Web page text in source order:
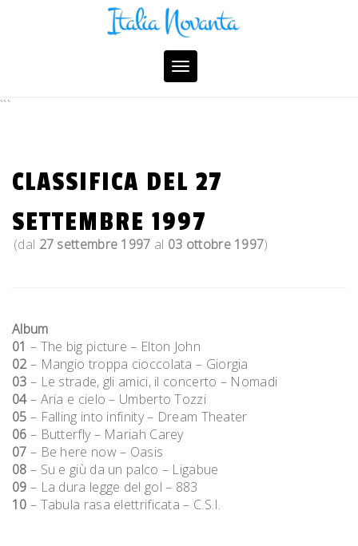
Toggle
navigation
```
CLASSIFICA DEL 27
SETTEMBRE 1997
(dal 27 settembre 1997 al 03 ottobre 1997)
Album
01 – The big picture – Elton John
02 – Mangio troppa cioccolata – Giorgia
03 – Le strade, gli amici, il concerto – Nomadi
04– Aria e cielo – Umberto Tozzi
05 – Falling into infinity – Dream Theater
06 – Butterfly – Mariah Carey
07 – Be here now – Oasis
08 – Su e giù da un palco – Ligabue
09 – La dura legge del gol – 883
10 – Tabula rasa elettrificata – C.S.I.